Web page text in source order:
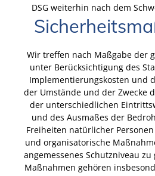
DSG weiterhin nach dem
Wir treffen nach Maßgabe der
unter Berücksichtigung des
Implementierungskosten und
der Umstände und der Zwecke
der unterschiedlichen
und des Ausmaßes der
Freiheiten natürlicher
und organisatorische
angemessenes Schutzniveau
Maßnahmen gehören